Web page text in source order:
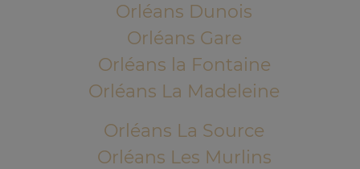
Orléans Dunois
Orléans Gare
Orléans la Fontaine
Orléans La Madeleine
Orléans La Source
Orléans Les Murlins